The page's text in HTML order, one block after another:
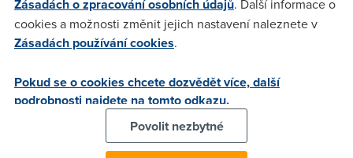
Můj tarif 6 GB 5 GB 1 GB
Můj tarif 8 GB 7 GB
Můj tarif 11 GB 10 GB 1 GB
12 GB
Zásadách o zpracování osobních údajů. Další informace o
cookies a možnosti změnit jejich nastavení naleznete v
Zásadách používání cookies.
Pokud se o cookies chcete dozvědět více, další
podrobnosti najdete na tomto odkazu.
Povolit nezbytné